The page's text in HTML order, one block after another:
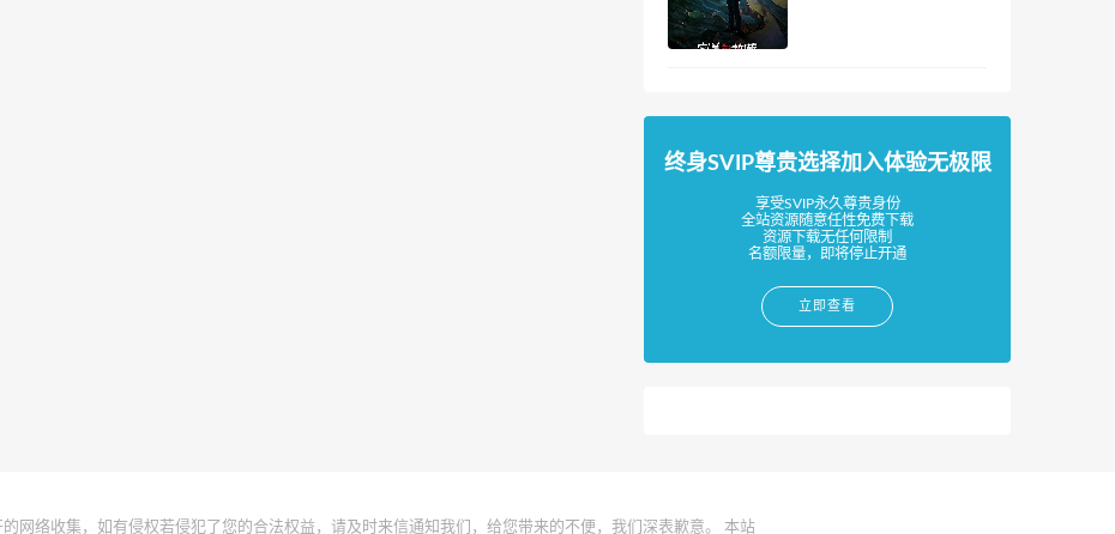
终身SVIP尊贵选择加入体验无极限
享受SVIP永久尊贵身份
全站资源随意任性免费下载
资源下载无任何限制
名额限量，即将停止开通
立即查看
网络收集，如有侵权若侵犯了您的合法权益，请及时来信通知我们，给您带来的不便，我们深表歉意。 本站